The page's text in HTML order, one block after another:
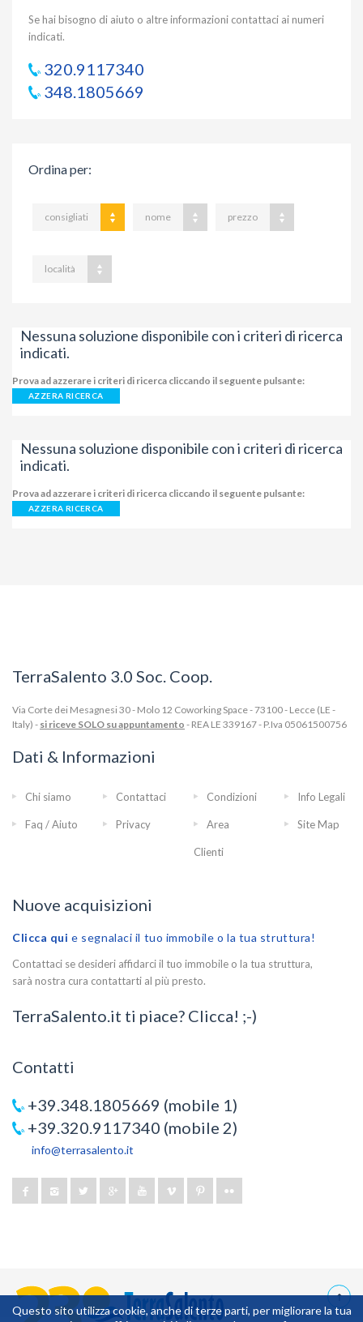
Se hai bisogno di aiuto o altre informazioni contattaci ai numeri
indicati.
320.9117340
348.1805669
Ordina per:
consigliati nome prezzo
località
Nessuna soluzione disponibile con i criteri di ricerca
indicati.
Prova ad azzerare i criteri di ricerca cliccando il seguente pulsante:
AZZERA RICERCA
Nessuna soluzione disponibile con i criteri di ricerca
indicati.
Prova ad azzerare i criteri di ricerca cliccando il seguente pulsante:
AZZERA RICERCA
TerraSalento 3.0 Soc. Coop.
Via Corte dei Mesagnesi 30 - Molo 12 Coworking Space - 73100 - Lecce (LE -
Italy) - si riceve SOLO su appuntamento - REA LE 339167 - P.Iva 05061500756
Dati & Informazioni
Chi siamo Contattaci Condizioni Info Legali
Faq / Aiuto Privacy Area
Clienti
Site Map
Nuove acquisizioni
Clicca qui e segnalaci il tuo immobile o la tua struttura!
Contattaci se desideri affidarci il tuo immobile o la tua struttura,
sarà nostra cura contattarti al più presto.
TerraSalento.it ti piace? Clicca! ;-)
Contatti
+39.348.1805669 (mobile 1)
+39.320.9117340 (mobile 2)
info@terrasalento.it
Questo sito utilizza cookie, anche di terze parti, per migliorare la tua